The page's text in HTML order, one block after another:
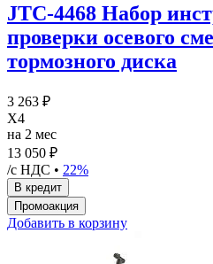
JTC-4468 Набор
проверки осевого
тормозного диска
3 263 ₽
X4
на 2 мес
13 050 ₽
/с НДС • 22%
Добавить в корзину